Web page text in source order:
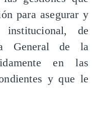
para asegurar y
de
General de la
en las
y que le